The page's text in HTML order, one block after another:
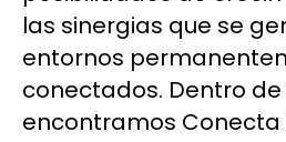
las sinergias que se
entornos
conectados. Dentro
encontramos Conecta